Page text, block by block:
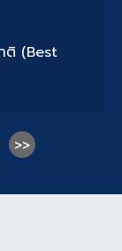
ติ (Best
>>